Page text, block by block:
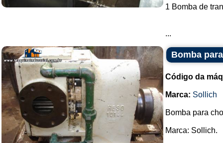
1 Bomba de
...
Bomba
Código da
Marca: Sollich
Bomba para
Marca: Sollich.